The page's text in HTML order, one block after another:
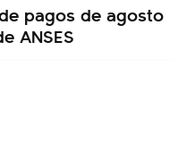
pagos de agosto
ANSES